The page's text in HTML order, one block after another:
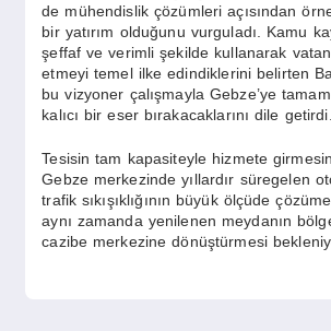
de mühendislik çözümleri açısından
bir yatırım olduğunu vurguladı. Kamu
şeffaf ve verimli şekilde kullanarak
etmeyi temel ilke edindiklerini belirten
bu vizyoner çalışmayla Gebze’ye
kalıcı bir eser bırakacaklarını dile getirdi.
Tesisin tam kapasiteyle hizmete
Gebze merkezinde yıllardır süregelen
trafik sıkışıklığının büyük ölçüde
aynı zamanda yenilenen meydanın
cazibe merkezine dönüştürmesi